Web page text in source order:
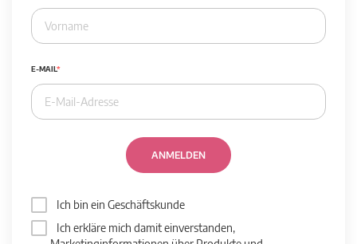
E-MAIL
ANMELDEN
Ich bin ein Geschäftskunde
Ich erkläre mich damit einverstanden,